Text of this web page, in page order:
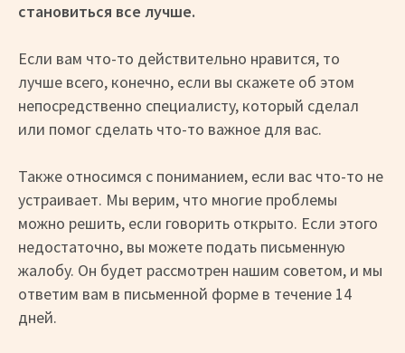
становиться все лучше.
Если вам что-то действительно нравится, то
лучше всего, конечно, если вы скажете об этом
непосредственно специалисту, который сделал
или помог сделать что-то важное для вас.
Также относимся с пониманием, если вас что-то не
устраивает. Мы верим, что многие проблемы
можно решить, если говорить открыто. Если этого
недостаточно, вы можете подать письменную
жалобу. Он будет рассмотрен нашим советом, и мы
ответим вам в письменной форме в течение 14
дней.